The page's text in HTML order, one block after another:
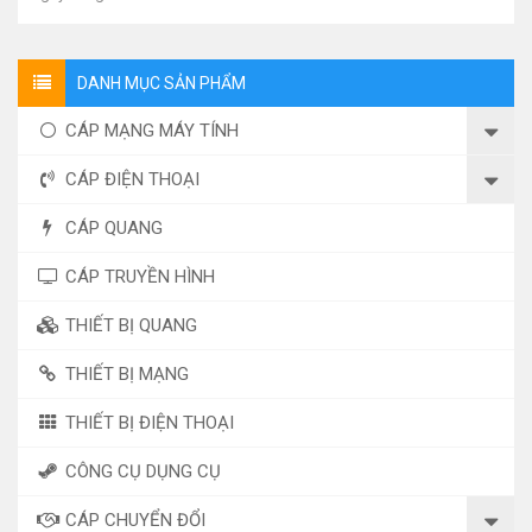
DANH MỤC SẢN PHẨM
CÁP MẠNG MÁY TÍNH
CÁP ĐIỆN THOẠI
CÁP QUANG
CÁP TRUYỀN HÌNH
THIẾT BỊ QUANG
THIẾT BỊ MẠNG
THIẾT BỊ ĐIỆN THOẠI
CÔNG CỤ DỤNG CỤ
CÁP CHUYỂN ĐỔI